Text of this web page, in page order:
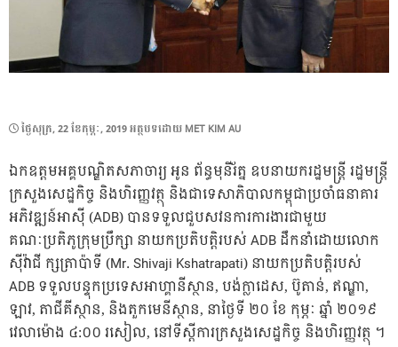
POSTED
ថ្ងៃ​សុក្រ, 22 ខែ​កុម្ភៈ, 2019អត្ថបទដោយ MET KIM AU
ឯកឧត្តមអគ្គបណ្ឌិតសភាចារ្យ អូន ព័ន្ធមុនីរ័ត្ន ឧបនាយករដ្ឋមន្ត្រី រដ្ឋមន្រ្តី
ក្រសួងសេដ្ឋកិច្ច និងហិរញ្ញវត្ថុ និងជាទេសាភិបាលកម្ពុជាប្រចាំធនាគារ
អភិវឌ្ឍន៍អាស៊ី (ADB) បានទទួលជួបសវនការការងារជាមួយ
គណៈប្រតិភូក្រុមប្រឹក្សា នាយកប្រតិបត្តិរបស់ ADB ដឹកនាំដោយលោក
ស៊ីវ៉ាជី ក្សត្រាប៉ាទី (Mr. Shivaji Kshatrapati) នាយកប្រតិបត្តិរបស់
ADB ទទួលបន្ទុកប្រទេសអាហ្គានីស្ថាន, បង់ក្លាដេស, ប៊ូតាន់, ឥណ្ឌា,
ឡាវ, តាជីគីស្ថាន, និងតួកមេនីស្ថាន, នាថ្ងៃទី ២០ ខែ កុម្ភៈ ឆ្នាំ ២០១៩
វេលាម៉ោង ៤:០០ រសៀល, នៅទីស្តីការក្រសួងសេដ្ឋកិច្ច និងហិរញ្ញវត្ថុ ។